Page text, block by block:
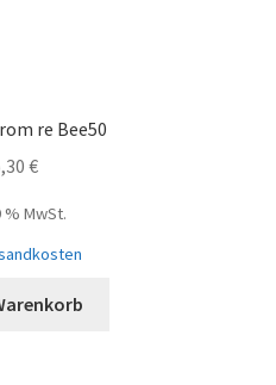
re Bee50
€
% MwSt.